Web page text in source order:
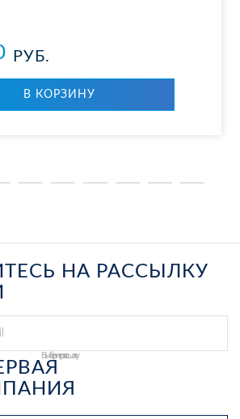
РУБ.
В КОР­ЗИ­НУ
НА РАССЫЛКУ
Выберите рассылку